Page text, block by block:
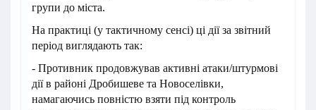
групи до міста.
На практиці (у тактичному сенсі) ці дії за звітний
період виглядають так:
- Противник продовжував активні атаки/штурмові
дії в районі Дробишеве та Новоселівки,
намагаючись повністю взяти під контроль